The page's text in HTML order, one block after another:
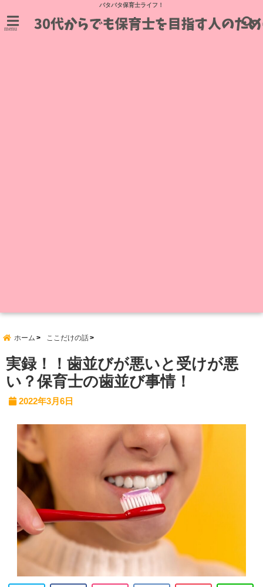
バタバタ保育士ライフ！
menu
ホーム ここだけの話
実録！！歯並びが悪いと受けが悪
い？保育士の歯並び事情！
2022年3月6日